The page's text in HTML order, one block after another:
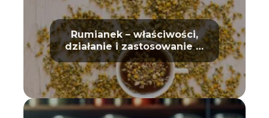
Rumianek – właściwości,
działanie i zastosowanie w
domu oraz kosmetyce